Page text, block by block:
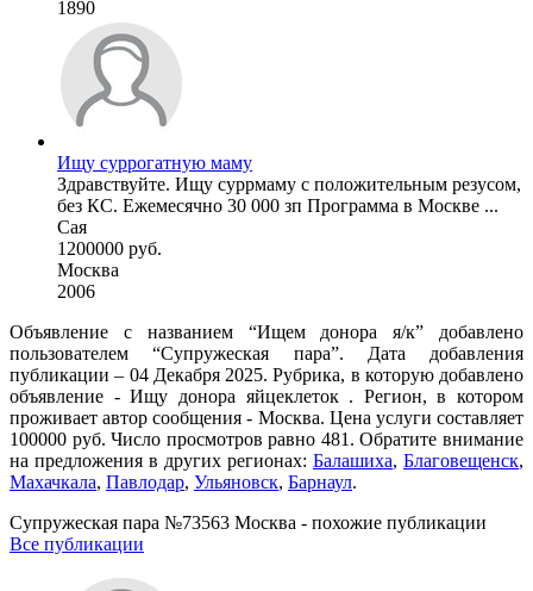
1890
Ищу суррогатную маму
Здравствуйте. Ищу суррмаму с положительным резусом,
без КС. Ежемесячно 30 000 зп Программа в Москве ...
Сая
1200000 руб.
Москва
2006
Объявление с названием “Ищем донора я/к” добавлено
пользователем “Супружеская пара”. Дата добавления
публикации – 04 Декабря 2025. Рубрика, в которую добавлено
объявление - Ищу донора яйцеклеток . Регион, в котором
проживает автор сообщения - Москва. Цена услуги составляет
100000 руб. Число просмотров равно 481. Обратите внимание
на предложения в других регионах: Балашиха, Благовещенск,
Махачкала, Павлодар, Ульяновск, Барнаул.
Супружеская пара №73563 Москва - похожие публикации
Все публикации